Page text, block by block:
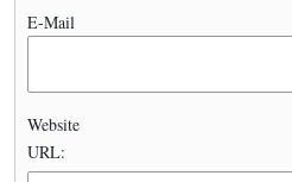
E-Mail
Website
URL: